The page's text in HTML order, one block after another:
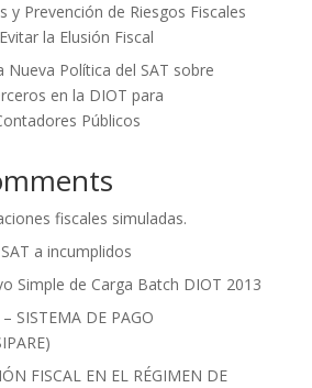
y Prevención de Riesgos Fiscales
la Elusión Fiscal
Nueva Política del SAT sobre
en la DIOT para
Públicos
fiscales simuladas.
a incumplidos
Simple de Carga Batch DIOT 2013
SISTEMA DE PAGO
FISCAL EN EL RÉGIMEN DE